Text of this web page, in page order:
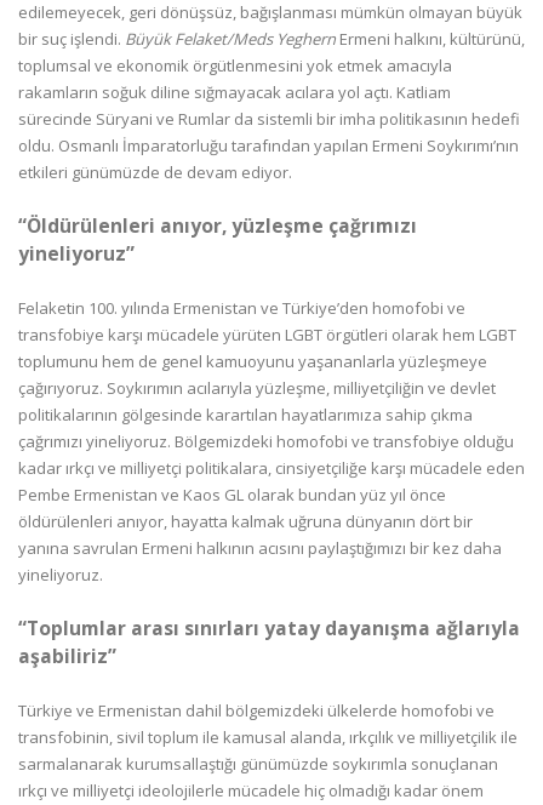
edilemeyecek, geri dönüşsüz, bağışlanması mümkün olmayan büyük
bir suç işlendi. Büyük Felaket/Meds Yeghern Ermeni halkını, kültürünü,
toplumsal ve ekonomik örgütlenmesini yok etmek amacıyla
rakamların soğuk diline sığmayacak acılara yol açtı. Katliam
sürecinde Süryani ve Rumlar da sistemli bir imha politikasının hedefi
oldu. Osmanlı İmparatorluğu tarafından yapılan Ermeni Soykırımı’nın
etkileri günümüzde de devam ediyor.
“Öldürülenleri anıyor, yüzleşme çağrımızı
yineliyoruz”
Felaketin 100. yılında Ermenistan ve Türkiye’den homofobi ve
transfobiye karşı mücadele yürüten LGBT örgütleri olarak hem LGBT
toplumunu hem de genel kamuoyunu yaşananlarla yüzleşmeye
çağırıyoruz. Soykırımın acılarıyla yüzleşme, milliyetçiliğin ve devlet
politikalarının gölgesinde karartılan hayatlarımıza sahip çıkma
çağrımızı yineliyoruz. Bölgemizdeki homofobi ve transfobiye olduğu
kadar ırkçı ve milliyetçi politikalara, cinsiyetçiliğe karşı mücadele eden
Pembe Ermenistan ve Kaos GL olarak bundan yüz yıl önce
öldürülenleri anıyor, hayatta kalmak uğruna dünyanın dört bir
yanına savrulan Ermeni halkının acısını paylaştığımızı bir kez daha
yineliyoruz.
“Toplumlar arası sınırları yatay dayanışma ağlarıyla
aşabiliriz”
Türkiye ve Ermenistan dahil bölgemizdeki ülkelerde homofobi ve
transfobinin, sivil toplum ile kamusal alanda, ırkçılık ve milliyetçilik ile
sarmalanarak kurumsallaştığı günümüzde soykırımla sonuçlanan
ırkçı ve milliyetçi ideolojilerle mücadele hiç olmadığı kadar önem